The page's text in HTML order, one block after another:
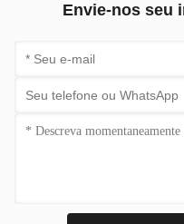
Envie-nos seu